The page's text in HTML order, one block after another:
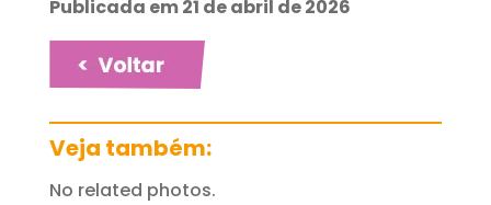
Publicada em 21 de abril de 2026
Veja também:
No related photos.